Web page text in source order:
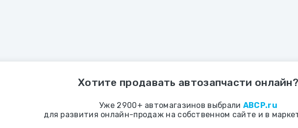
Хотите продавать автозапчасти
Уже 2900+ автомагазинов выбрали ABCP.ru
для развития онлайн-продаж на собственном сайте и в